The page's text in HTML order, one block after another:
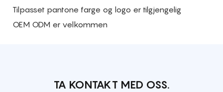
Tilpasset pantone farge og logo er tilgjengelig
OEM ODM er velkommen
TA KONTAKT MED OSS.